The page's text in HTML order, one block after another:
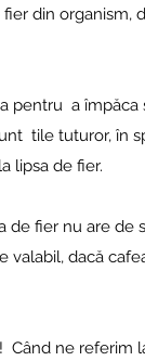
din organism,
pentru a împăca
tile tuturor, în
lipsa de fier.
fier nu are de
valabil, dacă
ne referim